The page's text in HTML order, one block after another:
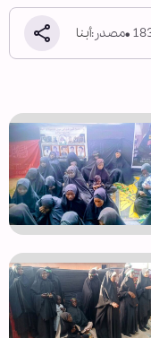
مصدر:أبنا